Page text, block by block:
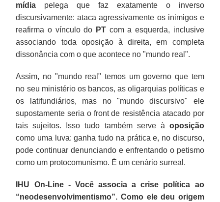
mídia pelega que faz exatamente o inverso
discursivamente: ataca agressivamente os inimigos e
reafirma o vínculo do PT com a esquerda, inclusive
associando toda oposição à direita, em completa
dissonância com o que acontece no "mundo real".
Assim, no "mundo real" temos um governo que tem
no seu ministério os bancos, as oligarquias políticas e
os latifundiários, mas no "mundo discursivo" ele
supostamente seria o front de resistência atacado por
tais sujeitos. Isso tudo também serve à oposição
como uma luva: ganha tudo na prática e, no discurso,
pode continuar denunciando e enfrentando o petismo
como um protocomunismo. É um cenário surreal.
IHU On-Line - Você associa a crise política ao
“neodesenvolvimentismo”. Como ele deu origem